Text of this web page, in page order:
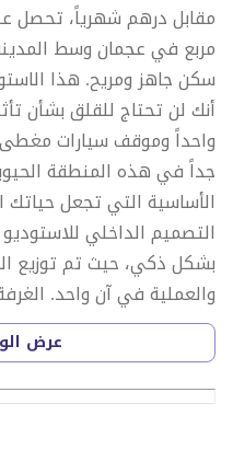
مربع في عجمان وسط
سكن جاهز ومريح. هذا
أنك لن تحتاج للقلق بشأن
واحداً وموقف سيارات مغطى
جداً في هذه المنطقة
الأساسية التي تجعل حياتك
التصميم الداخلي
بشكل ذكي، حيث تم توزيع
والعملية في آن واحد.
لتكون منطقة للنوم
معالم المنطقة، مما يضيف
المطبخ مجهز بشكل جيد،
عرض